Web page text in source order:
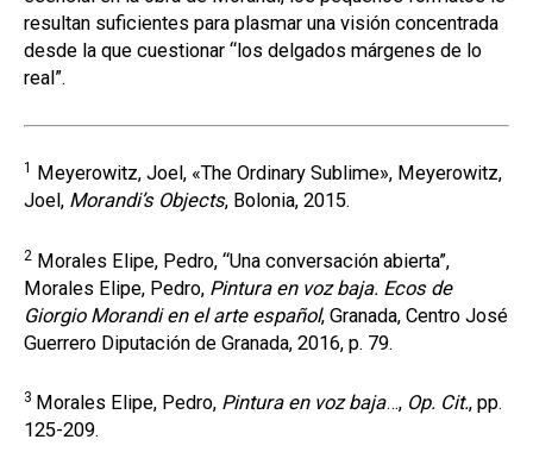
resultan suficientes para plasmar una visión concentrada
desde la que cuestionar “los delgados márgenes de lo
real”.
1
Meyerowitz, Joel, «The Ordinary Sublime», Meyerowitz,
Joel, Morandi’s Objects, Bolonia, 2015.
2 Morales Elipe, Pedro, “Una conversación abierta”,
Morales Elipe, Pedro, Pintura en voz baja. Ecos de
Giorgio Morandi en el arte español, Granada, Centro José
Guerrero Diputación de Granada, 2016, p. 79.
3 Morales Elipe, Pedro, Pintura en voz baja…, Op. Cit., pp.
125-209.